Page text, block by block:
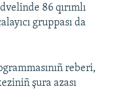
86 qırımlı
gruppası da
reberi,
şura azası